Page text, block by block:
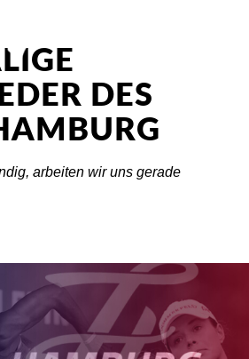
DES
arbeiten wir uns gerade